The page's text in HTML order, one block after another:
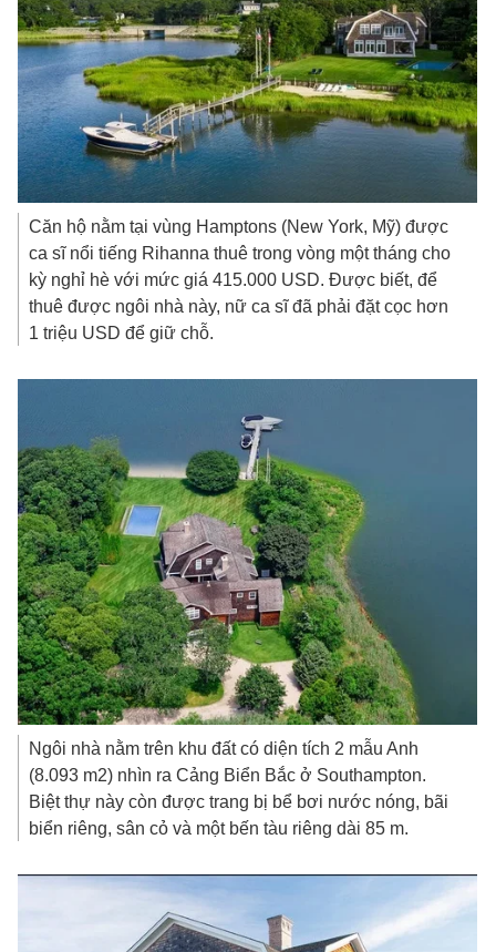
Căn hộ nằm tại vùng Hamptons (New York, Mỹ) được
ca sĩ nổi tiếng Rihanna thuê trong vòng một tháng cho
kỳ nghỉ hè với mức giá415.000 USD. Được biết, để
thuê được ngôi nhà này, nữ ca sĩ đã phải đặt cọc hơn
1 triệu USD để giữ chỗ.
Ngôi nhà nằm trên khu đất có diện tích 2 mẫu Anh
(8.093 m2) nhìn ra Cảng Biển Bắc ở Southampton.
Biệt thự này còn được trang bị bể bơi nước nóng, bãi
biển riêng, sân cỏ và một bến tàu riêng dài 85 m.